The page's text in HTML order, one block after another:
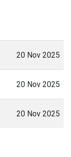
20 Nov 2025
20 Nov 2025
20 Nov 2025